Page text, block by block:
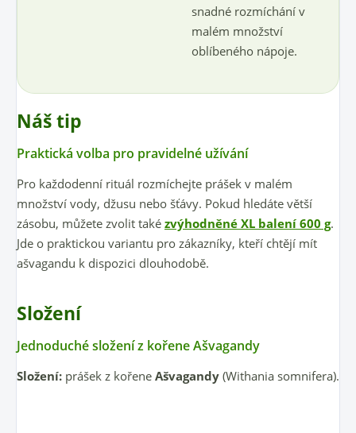
snadné rozmíchání v
malém množství
oblíbeného nápoje.
Náš tip
Praktická volba pro pravidelné užívání
Pro každodenní rituál rozmíchejte prášek v malém
množství vody, džusu nebo šťávy. Pokud hledáte větší
zásobu, můžete zvolit také zvýhodněné XL balení 600 g.
Jde o praktickou variantu pro zákazníky, kteří chtějí mít
ašvagandu k dispozici dlouhodobě.
Složení
Jednoduché složení z kořene Ašvagandy
Složení: prášek z kořene Ašvagandy (Withania somnifera).